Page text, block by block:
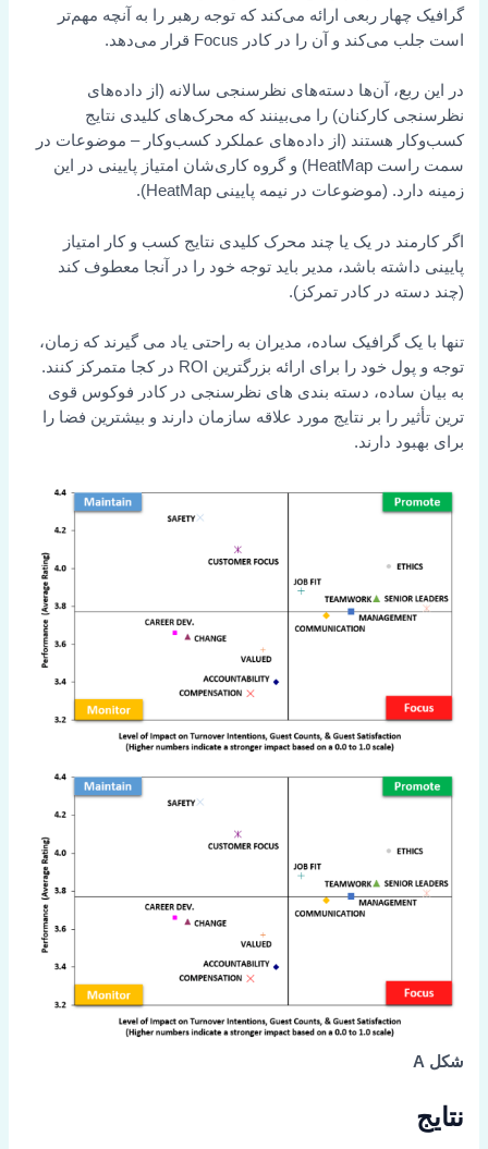
گرافیک چهار ربعی ارائه می‌کند که توجه رهبر را به آنچه مهم‌تر
است جلب می‌کند و آن را در کادر Focus قرار می‌دهد.
در این ربع، آن‌ها دسته‌های نظرسنجی سالانه (از داده‌های
نظرسنجی کارکنان) را می‌بینند که محرک‌های کلیدی نتایج
کسب‌وکار هستند (از داده‌های عملکرد کسب‌وکار – موضوعات در
سمت راست HeatMap) و گروه کاری‌شان امتیاز پایینی در این
زمینه دارد. (موضوعات در نیمه پایینی HeatMap).
اگر کارمند در یک یا چند محرک کلیدی نتایج کسب و کار امتیاز
پایینی داشته باشد، مدیر باید توجه خود را در آنجا معطوف کند
(چند دسته در کادر تمرکز).
تنها با یک گرافیک ساده، مدیران به راحتی یاد می گیرند که زمان،
توجه و پول خود را برای ارائه بزرگترین ROI در کجا متمرکز کنند.
به بیان ساده، دسته بندی های نظرسنجی در کادر فوکوس قوی
ترین تأثیر را بر نتایج مورد علاقه سازمان دارند و بیشترین فضا را
برای بهبود دارند.
شکل A
نتایج